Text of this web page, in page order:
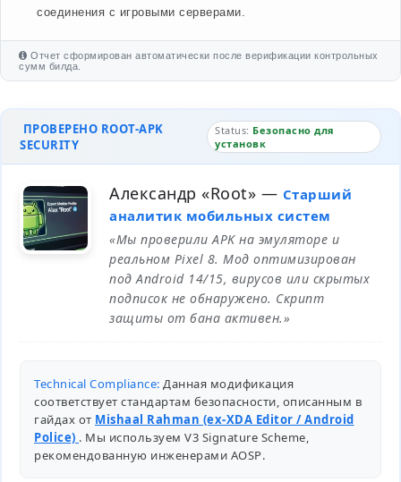
соединения с игровыми серверами.
Отчет сформирован автоматически после верификации контрольных
сумм билда.
ПРОВЕРЕНО ROOT-APK
SECURITY
Status: Безопасно для
установк
Александр «Root» — Старший
аналитик мобильных систем
«Мы проверили APK на эмуляторе и
реальном Pixel 8. Мод оптимизирован
под Android 14/15, вирусов или скрытых
подписок не обнаружено. Скрипт
защиты от бана активен.»
Technical Compliance: Данная модификация
соответствует стандартам безопасности, описанным в
гайдах от Mishaal Rahman (ex-XDA Editor / Android
Police) . Мы используем V3 Signature Scheme,
рекомендованную инженерами AOSP.